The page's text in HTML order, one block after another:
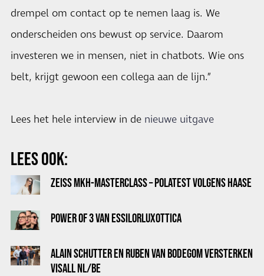
drempel om contact op te nemen laag is. We
onderscheiden ons bewust op service. Daarom
investeren we in mensen, niet in chatbots. Wie ons
belt, krijgt gewoon een collega aan de lijn.”
Lees het hele interview in de nieuwe uitgave
LEES OOK:
ZEISS MKH-MASTERCLASS – POLATEST VOLGENS HAASE
POWER OF 3 VAN ESSILORLUXOTTICA
ALAIN SCHUTTER EN RUBEN VAN BODEGOM VERSTERKEN
VISALL NL/BE